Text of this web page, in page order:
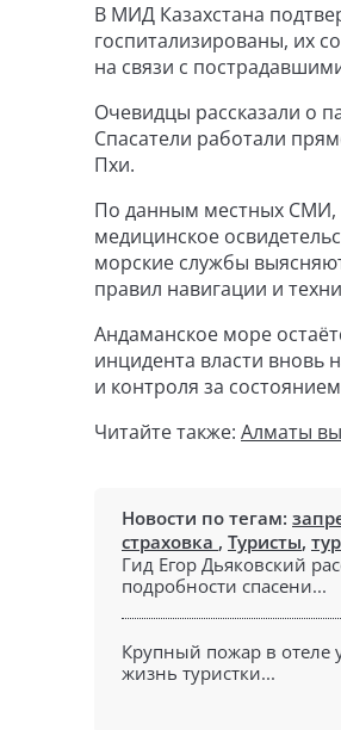
В МИД Казахстана
госпитализированы, их
на связи с
Очевидцы рассказали о
Спасатели работали
Пхи.
По данным местных СМИ,
медицинское
морские службы
правил навигации и
Андаманское море
инцидента власти вновь
и контроля за
Читайте также: Алматы
Новости по тегам:
страховка , Туристы,
Гид Егор Дьяковский
подробности спасени...
Крупный пожар в отеле
жизнь туристки...